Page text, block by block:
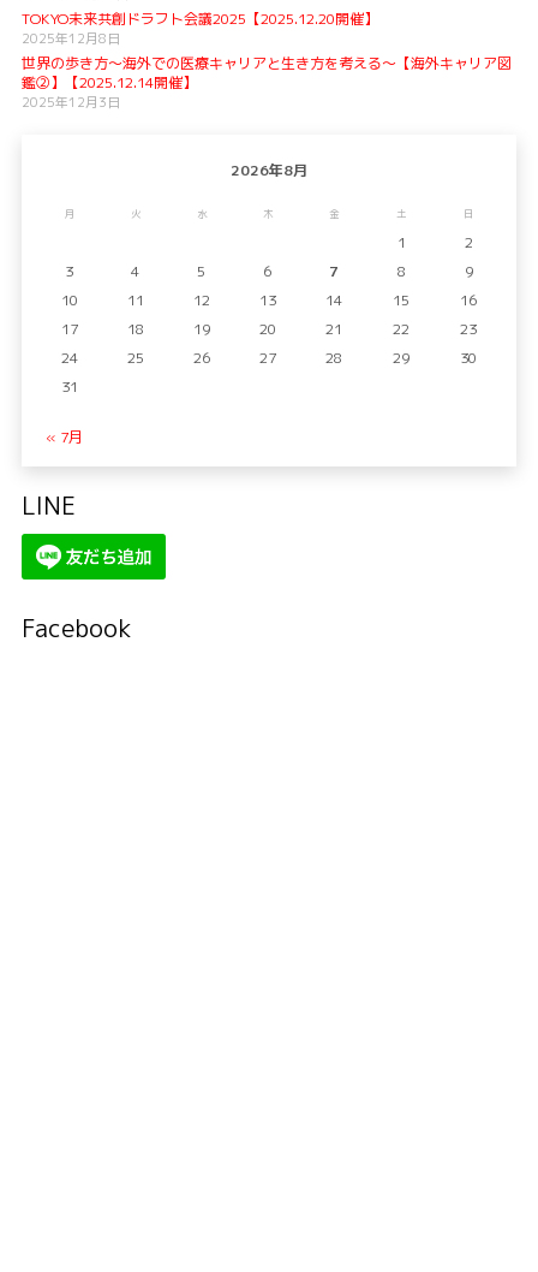
TOKYO未来共創ドラフト会議2025【2025.12.20開催】
2025年12月8日
世界の歩き方〜海外での医療キャリアと生き方を考える〜【海外キャリア図
鑑②】【2025.12.14開催】
2025年12月3日
2026年8月
月 火 水 木 金 土 日
1
2
3
4 5 6 7 8
9
10
11 12 13 14 15
16
17
18 19 20 21 22
23
24
25 26 27 28 29
30
31
« 7月
LINE
Facebook